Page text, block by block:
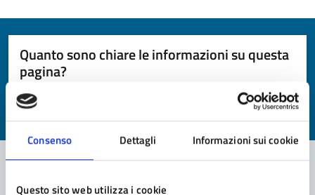
Consenso Dettagli Informazioni sui cookie
Questo sito web utilizza i cookie
Quanto sono chiare le informazioni su questa
pagina?
Valuta da 1 a 5 stelle la pagina
Valuta 5 stelle su 5
Valuta 4 stelle su 5
Valuta 3 stelle su 5
Valuta 2 stelle su 5
Valuta 1 stelle su 5